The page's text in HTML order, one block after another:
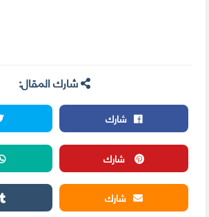
شارك المقال:
شارك
شارك
شارك